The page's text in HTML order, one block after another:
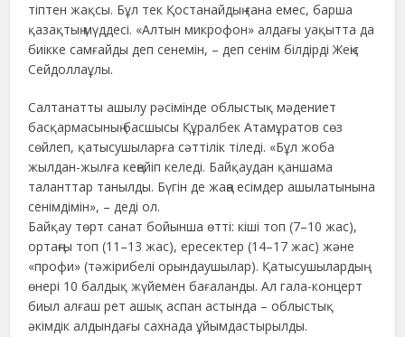
тіптен жақсы. Бұл тек Қостанайдың ғана емес, барша
қазақтың мүддесі. «Алтын микрофон» алдағы уақытта да
биікке самғайды деп сенемін, – деп сенім білдірді Жеңіс
Сейдоллаұлы.
Салтанатты ашылу рәсімінде облыстық мәдениет
басқармасының басшысы Құралбек Атамұратов сөз
сөйлеп, қатысушыларға сәттілік тіледі. «Бұл жоба
жылдан-жылға кеңейіп келеді. Байқаудан қаншама
таланттар танылды. Бүгін де жаңа есімдер ашылатынына
сенімдімін», – деді ол.
Байқау төрт санат бойынша өтті: кіші топ (7–10 жас),
ортаңғы топ (11–13 жас), ересектер (14–17 жас) және
«профи» (тәжірибелі орындаушылар). Қатысушылардың
өнері 10 балдық жүйемен бағаланды. Ал гала-концерт
биыл алғаш рет ашық аспан астында – облыстық
әкімдік алдындағы сахнада ұйымдастырылды.